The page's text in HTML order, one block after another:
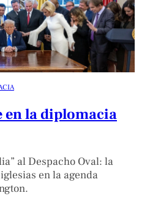
en la diplomacia
al Despacho Oval: la
en la agenda